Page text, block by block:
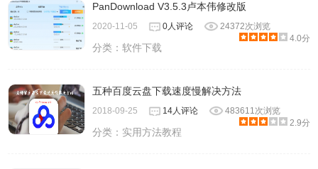
PanDownload V3.5.3卢本伟修改版
2020-11-05 0人评论
24372次浏览
4.0分
分类：软件下载
五种百度云盘下载速度慢解决方法
2018-09-25 14人评论
483611次浏览
2.9分
分类： 实用方法教程